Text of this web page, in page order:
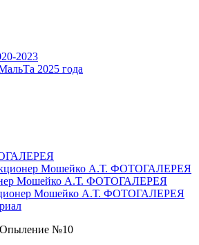
2023
2025 года
Мошейко А.Т. ФОТОГАЛЕРЕЯ
Мошейко А.Т. ФОТОГАЛЕРЕЯ
Мошейко А.Т. ФОТОГАЛЕРЕЯ
Опыление №10